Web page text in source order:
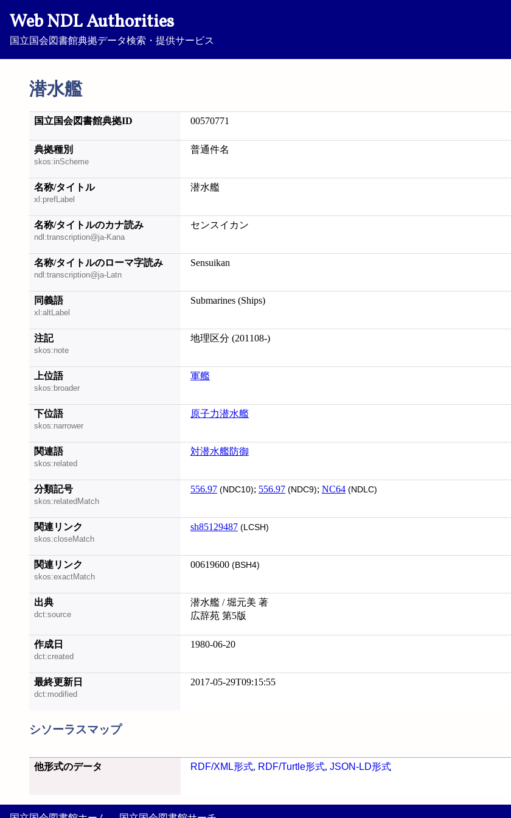
Web NDL Authorities
国立国会図書館典拠データ検索・提供サービス
潜水艦
国立国会図書館典拠ID 00570771
典拠種別
skos:inScheme
普通件名
名称/タイトル
xl:prefLabel
潜水艦
名称/タイトルのカナ読み
ndl:transcription@ja-Kana
センスイカン
名称/タイトルのローマ字読み
ndl:transcription@ja-Latn
Sensuikan
同義語
xl:altLabel
Submarines (Ships)
注記
skos:note
地理区分 (201108-)
上位語
skos:broader
軍艦
下位語
skos:narrower
原子力潜水艦
関連語
skos:related
対潜水艦防御
分類記号
skos:relatedMatch
556.97 (NDC10); 556.97 (NDC9); NC64 (NDLC)
関連リンク
skos:closeMatch
sh85129487 (LCSH)
関連リンク
skos:exactMatch
00619600 (BSH4)
出典
dct:source
潜水艦 / 堀元美 著
広辞苑 第5版
作成日
dct:created
1980-06-20
最終更新日
dct:modified
2017-05-29T09:15:55
シソーラスマップ
他形式のデータ RDF/XML形式, RDF/Turtle形式, JSON-LD形式